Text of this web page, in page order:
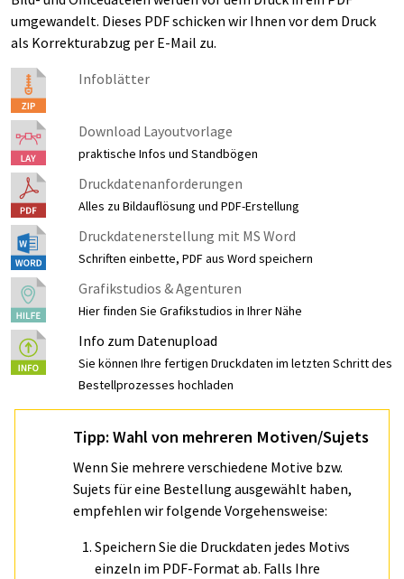
umgewandelt. Dieses PDF schicken wir Ihnen vor dem Druck
als Korrekturabzug per E-Mail zu.
Infoblätter
Download Layoutvorlage
praktische Infos und Standbögen
Druckdatenanforderungen
Alles zu Bildauflösung und PDF-Erstellung
Druckdatenerstellung mit MS Word
Schriften einbette, PDF aus Word speichern
Grafikstudios & Agenturen
Hier finden Sie Grafikstudios in Ihrer Nähe
Info zum Datenupload
Sie können Ihre fertigen Druckdaten im letzten Schritt des
Bestellprozesses hochladen
Tipp: Wahl von mehreren Motiven/Sujets
Wenn Sie mehrere verschiedene Motive bzw.
Sujets für eine Bestellung ausgewählt haben,
empfehlen wir folgende Vorgehensweise:
Speichern Sie die Druckdaten jedes Motivs
einzeln im PDF-Format ab. Falls Ihre